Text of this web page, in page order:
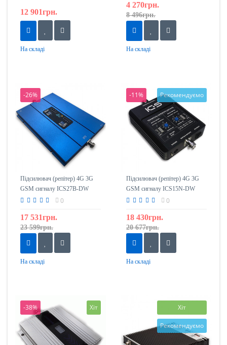
12 901грн.
На складі
4 270грн.
8 496грн.
На складі
-26%
Підсилювач (репітер) 4G 3G
GSM сигналу ICS27B-DW
1800/2100
0
17 531грн.
23 599грн.
На складі
-11% Рекомендуємо
Підсилювач (репітер) 4G 3G
GSM сигналу ICS15N-DW
1800/2100
0
18 430грн.
20 677грн.
На складі
-38% Хіт Хіт
Рекомендуємо